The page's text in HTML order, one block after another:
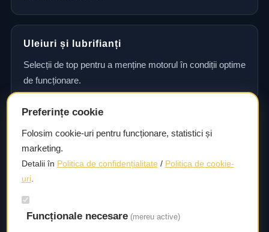
Uleiuri și lubrifianți
Selecții de top pentru a menține motorul în condiții optime
de funcționare.
Consultanță și asistență tehnică
Consultanță și asistență tehnică pentru alegerea pieselor
potrivite și efectuarea reparațiilor sau întreținerii corecte.
Livrare rapidă
Preferințe cookie
Folosim cookie-uri pentru funcționare, statistici și
marketing.
Detalii în Politica de confidențialitate / Politica de cookie-
uri.
Funcționale necesare (mereu active)